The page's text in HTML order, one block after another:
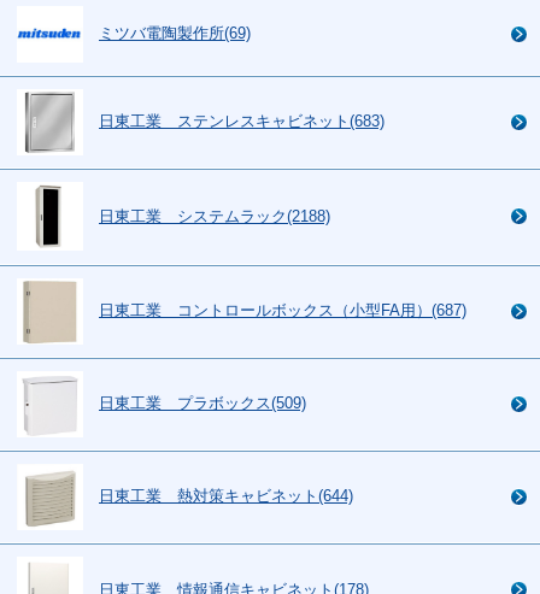
ミツバ電陶製作所(69)
日東工業 ステンレスキャビネット(683)
日東工業 システムラック(2188)
日東工業 コントロールボックス（小型FA用）(687)
日東工業 プラボックス(509)
日東工業 熱対策キャビネット(644)
日東工業 情報通信キャビネット(178)